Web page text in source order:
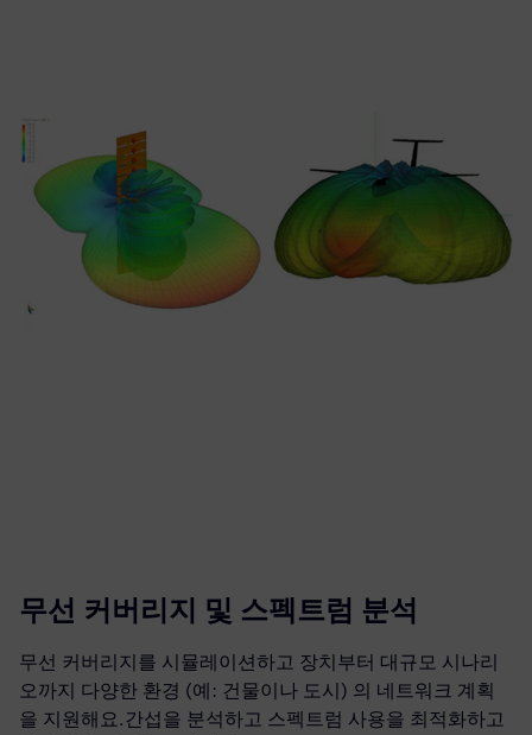
무선 커버리지 및 스펙트럼 분석
무선 커버리지를 시뮬레이션하고 장치부터 대규모 시나리
오까지 다양한 환경 (예: 건물이나 도시) 의 네트워크 계획
을 지원해요.간섭을 분석하고 스펙트럼 사용을 최적화하고